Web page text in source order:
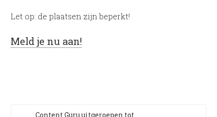
Let op: de plaatsen zijn beperkt!
Meld je nu aan!
Content Guru uitgeroepen tot